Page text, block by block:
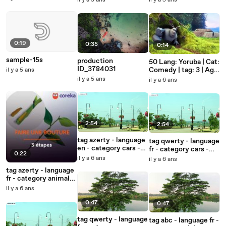
0:19
sample-15s
il y a 5 ans
0:22
tag azerty - language
fr - category animals
- public blocked in fr
il y a 6 ans
0:35
production
ID_3784031
il y a 5 ans
2:54
tag azerty - language
en - category cars -
public
il y a 6 ans
0:47
tag qwerty - language
0:14
50 Lang: Yoruba | Cat:
Comedy | tag: 3 | Age:
yes 05/10
il y a 6 ans
2:54
tag qwerty - language
fr - category cars -
public age restricted
il y a 6 ans
0:47
tag abc - language fr -